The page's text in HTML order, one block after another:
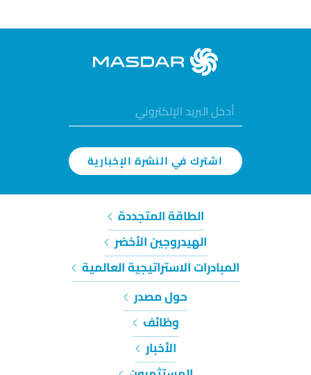
اشترك في النشرة الإخبارية
الطاقة المتجددة
الهيدروجين الأخضر
المبادرات الاستراتيجية العالمية
حول مصدر
وظائف
الأخبار